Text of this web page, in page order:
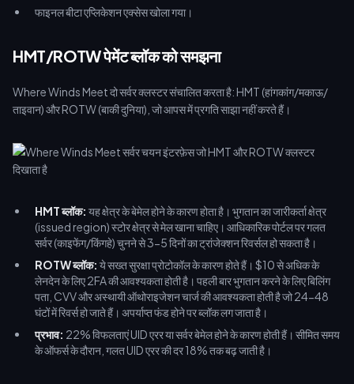
फाइनल बीटा एप्लिकेशन एक्सेस खोला गया।
HMT/ROTW पेमेंट ब्लॉक को समझना
Where Winds Meet दो सर्वर क्लस्टर संचालित करता है: HMT (हांगकांग/मकाऊ/
ताइवान) और ROTW (बाकी दुनिया), जो आपस में प्रगति साझा नहीं करते हैं।
HMT ब्लॉक: यह क्षेत्र के बेमेल होने के कारण होता है। भुगतान का जारीकर्ता क्षेत्र
(issued region) स्टोर क्षेत्र से मेल खाना चाहिए। आधिकारिक पोर्टल पर गलत
सर्वर (काइफेंग/किंगहे) चुनने से 3-5 दिनों का ट्रांजेक्शन रिवर्सल हो सकता है।
ROTW ब्लॉक: ये सख्त सुरक्षा प्रोटोकॉल के कारण होते हैं। $10 से अधिक के
लेनदेन के लिए 2FA की आवश्यकता होती है। पहली बार भुगतान करने के लिए बिलिंग
पता, CVV और अस्थायी ऑथोराइजेशन चार्ज की आवश्यकता होती है जो 24-48
घंटों में रिवर्स हो जाते हैं। अपर्याप्त फंड होने पर ब्लॉक लग जाता है।
प्रभाव: 22% विफलताएं UID एरर या सर्वर बेमेल होने के कारण होती हैं। सीमित समय
के ऑफर्स के दौरान, गलत UID एरर की दर 18% तक बढ़ जाती है।